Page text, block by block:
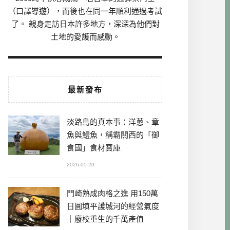
（口譯導遊），而後也在同一年順利通過考試
了。 親身走訪日本許多地方，深深為他們對
土地的愛護而感動。
最新發布
淡路島的真本事：洋蔥、章
魚與鱧魚，稱霸關西的「御
食國」食材寶庫
2026-05-20
門崎熟成肉格之進 用150萬
日圓填平護城河的經營氣度
｜廢校重生的千萬產值